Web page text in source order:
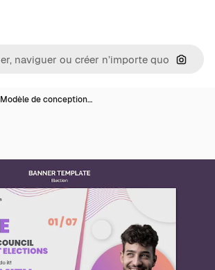
Modèle de conception…